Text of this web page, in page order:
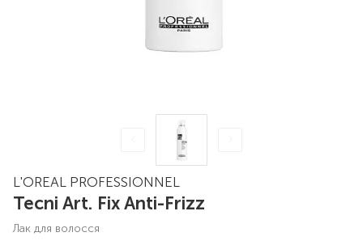
L'OREAL PROFESSIONNEL
Tecni Art. Fix Anti-Frizz
лак для волосся